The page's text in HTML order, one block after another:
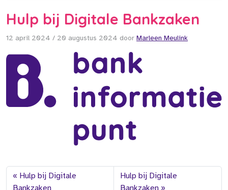
Hulp bij Digitale Bankzaken
12 april 2024 / 20 augustus 2024 door Marleen Meulink
Hulp bij Digitale
Bankzaken
Hulp bij Digitale
Bankzaken